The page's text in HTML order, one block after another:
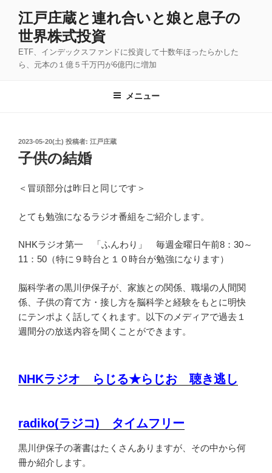
江戸庄蔵と連れ合いと娘と息子の
世界株式投資
ETF、インデックスファンドに投資して十数年ほったらかした
ら、元本の１億５千万円が6億円に増加
メニュー
投
稿
日:
2023-05-20(土) 投稿者: 江戸庄蔵
子供の結婚
＜冒頭部分は昨日と同じです＞
とても勉強になるラジオ番組をご紹介します。
NHKラジオ第一 「ふんわり」 毎週金曜日午前8：30～
11：50（特に９時台と１０時台が勉強になります）
脳科学者の黒川伊保子が、家族との関係、職場の人間関
係、子供の育て方・接し方を脳科学と経験をもとに明快
にテンポよく話してくれます。以下のメディアで過去１
週間分の放送内容を聞くことができます。
NHKラジオ らじる★らじお 聴き逃し
radiko(ラジコ) タイムフリー
黒川伊保子の著書はたくさんありますが、その中から何
冊か紹介します。